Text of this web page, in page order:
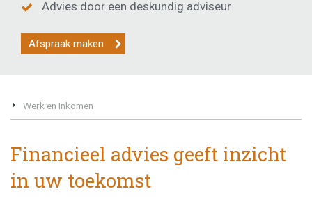
Advies door een deskundig adviseur
Afspraak maken
Werk en Inkomen
Financieel advies geeft inzicht
in uw toekomst